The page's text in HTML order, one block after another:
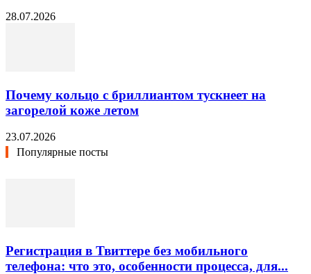
28.07.2026
Почему кольцо с бриллиантом тускнеет на
загорелой коже летом
23.07.2026
Популярные посты
Регистрация в Твиттере без мобильного
телефона: что это, особенности процесса, для...